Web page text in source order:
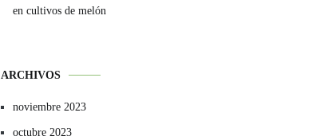
en cultivos de melón
ARCHIVOS
noviembre 2023
octubre 2023